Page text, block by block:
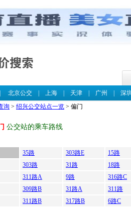
北京公交| 上海| 天津| 广州
深
询 > 绍兴公交站点一览 > 偏门
公交站的乘车路线
35路 303路E
15路
303路 31路
18路
311路A 9路
316路C
309路B 31路A
311路
311路B 317路B 6路C